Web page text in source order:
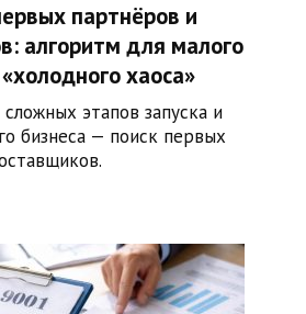
партнёров и
алгоритм для малого
хаоса»
этапов запуска и
бизнеса — поиск первых